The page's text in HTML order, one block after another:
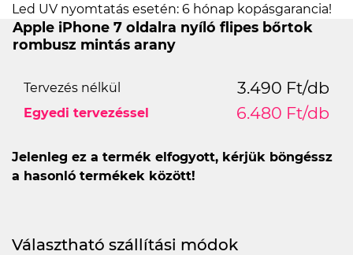
Led UV nyomtatás esetén: 6 hónap kopásgarancia!
Apple iPhone 7 oldalra nyíló flipes bőrtok
rombusz mintás arany
Tervezés nélkül 3.490 Ft/db
Egyedi tervezéssel 6.480 Ft/db
Jelenleg ez a termék elfogyott, kérjük böngéssz
a hasonló termékek között!
Választható szállítási módok